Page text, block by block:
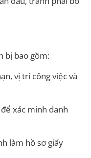
bị bao gồm:
vị trí công việc và
xác minh danh
làm hồ sơ giấy